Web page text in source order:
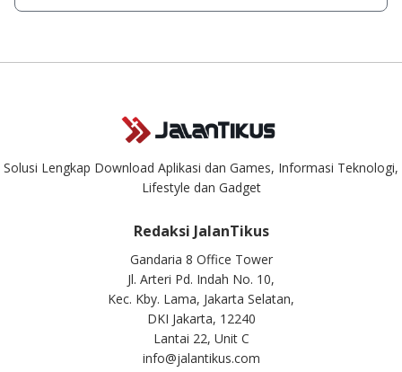
singkat.
Kami dengan senang hati menjawab setiap pertanyaan yang
Solusi Lengkap Download Aplikasi dan Games, Informasi Teknologi,
Lifestyle dan Gadget
Redaksi JalanTikus
Gandaria 8 Office Tower
Jl. Arteri Pd. Indah No. 10,
Kec. Kby. Lama, Jakarta Selatan,
DKI Jakarta, 12240
Lantai 22, Unit C
info@jalantikus.com